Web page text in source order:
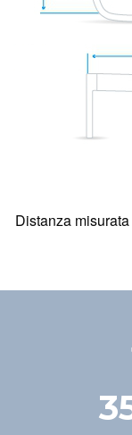
Distanza